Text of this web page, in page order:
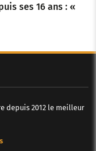
ses 16 ans : «
depuis 2012 le meilleur